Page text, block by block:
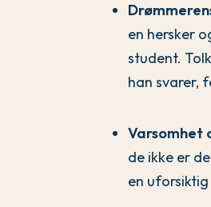
en hersker
student.
han svarer,
Varsomhet
de ikke er
en